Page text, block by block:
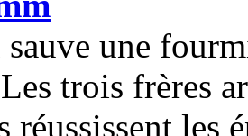
une
trois frères
réussissent les